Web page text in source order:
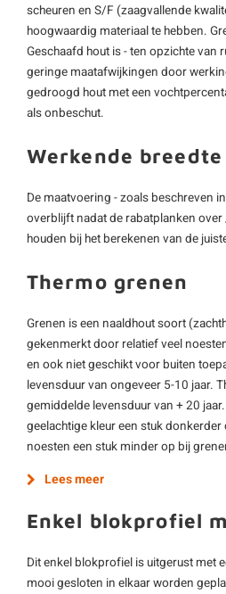
scheuren en S/F (zaagvallende
hoogwaardig materiaal te hebben.
Geschaafd hout is - ten opzichte
geringe maatafwijkingen door
gedroogd hout met een
als onbeschut.
Werkende breedte
De maatvoering - zoals beschreven
overblijft nadat de rabatplanken
houden bij het berekenen van de
Thermo grenen
Grenen is een naaldhout soort
gekenmerkt door relatief veel
en ook niet geschikt voor buiten
levensduur van ongeveer 5-10 jaar.
gemiddelde levensduur van + 20
geelachtige kleur een stuk
noesten een stuk minder op bij
Lees meer
Enkel blokprofiel
Dit enkel blokprofiel is uitgerust met
mooi gesloten in elkaar worden